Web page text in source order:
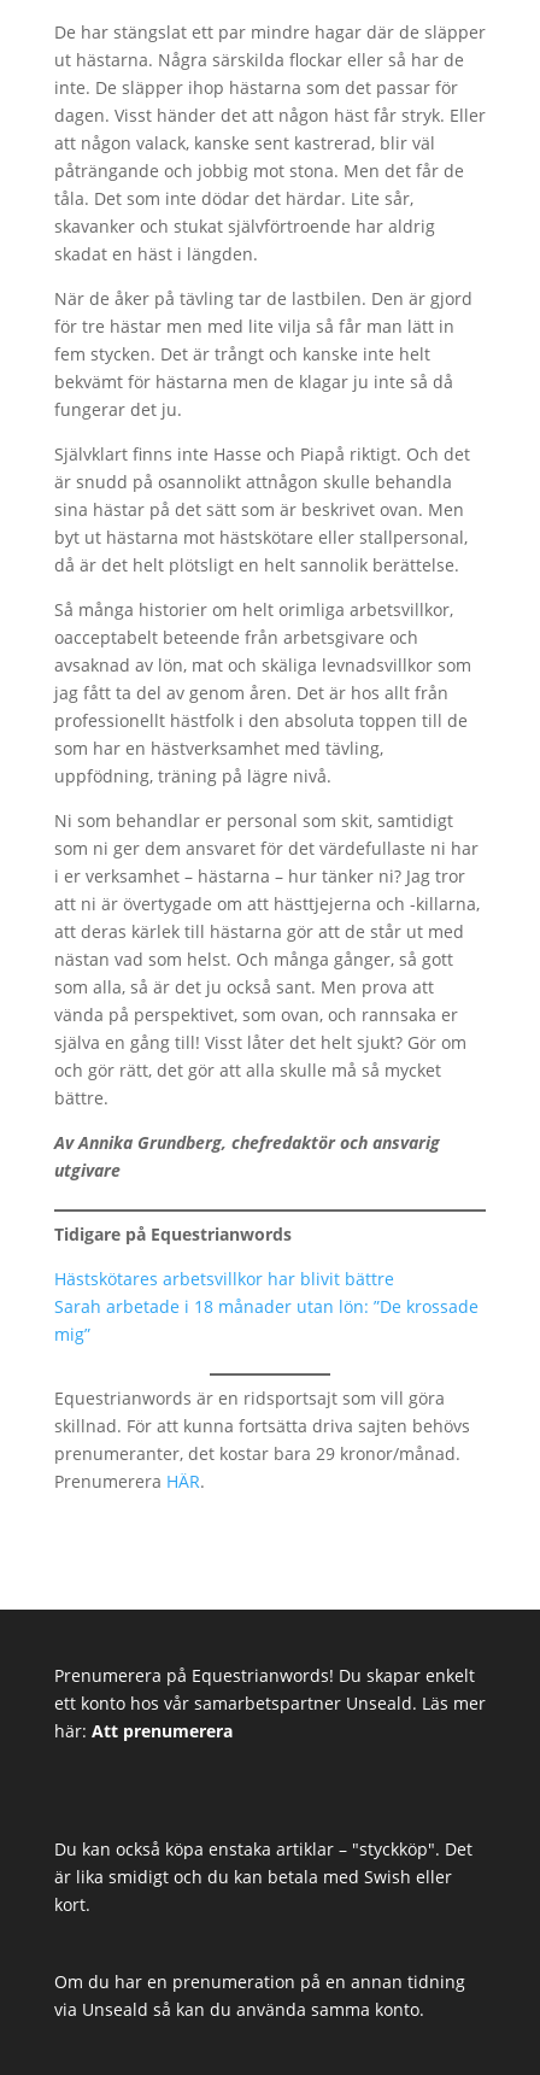
De har stängslat ett par mindre hagar där de släpper
ut hästarna. Några särskilda flockar eller så har de
inte. De släpper ihop hästarna som det passar för
dagen. Visst händer det att någon häst får stryk. Eller
att någon valack, kanske sent kastrerad, blir väl
påträngande och jobbig mot stona. Men det får de
tåla. Det som inte dödar det härdar. Lite sår,
skavanker och stukat självförtroende har aldrig
skadat en häst i längden.
När de åker på tävling tar de lastbilen. Den är gjord
för tre hästar men med lite vilja så får man lätt in
fem stycken. Det är trångt och kanske inte helt
bekvämt för hästarna men de klagar ju inte så då
fungerar det ju.
Självklart finns inte Hasse och Piapå riktigt. Och det
är snudd på osannolikt attnågon skulle behandla
sina hästar på det sätt som är beskrivet ovan. Men
byt ut hästarna mot hästskötare eller stallpersonal,
då är det helt plötsligt en helt sannolik berättelse.
Så många historier om helt orimliga arbetsvillkor,
oacceptabelt beteende från arbetsgivare och
avsaknad av lön, mat och skäliga levnadsvillkor som
jag fått ta del av genom åren. Det är hos allt från
professionellt hästfolk i den absoluta toppen till de
som har en hästverksamhet med tävling,
uppfödning, träning på lägre nivå.
Ni som behandlar er personal som skit, samtidigt
som ni ger dem ansvaret för det värdefullaste ni har
i er verksamhet – hästarna – hur tänker ni? Jag tror
att ni är övertygade om att hästtjejerna och -killarna,
att deras kärlek till hästarna gör att de står ut med
nästan vad som helst. Och många gånger, så gott
som alla, så är det ju också sant. Men prova att
vända på perspektivet, som ovan, och rannsaka er
själva en gång till! Visst låter det helt sjukt? Gör om
och gör rätt, det gör att alla skulle må så mycket
bättre.
Av Annika Grundberg, chefredaktör och ansvarig
utgivare
Tidigare på Equestrianwords
Hästskötares arbetsvillkor har blivit bättre
Sarah arbetade i 18 månader utan lön: ”De krossade
mig”
Equestrianwords är en ridsportsajt som vill göra
skillnad. För att kunna fortsätta driva sajten behövs
prenumeranter, det kostar bara 29 kronor/månad.
Prenumerera HÄR.
Prenumerera på Equestrianwords! Du skapar enkelt
ett konto hos vår samarbetspartner Unseald. Läs mer
här: Att prenumerera
Du kan också köpa enstaka artiklar – "styckköp". Det
är lika smidigt och du kan betala med Swish eller
kort.
Om du har en prenumeration på en annan tidning
via Unseald så kan du använda samma konto.